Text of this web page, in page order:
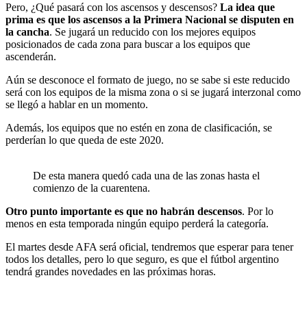
Pero, ¿Qué pasará con los ascensos y descensos? La idea que
prima es que los ascensos a la Primera Nacional se disputen en
la cancha. Se jugará un reducido con los mejores equipos
posicionados de cada zona para buscar a los equipos que
ascenderán.
Aún se desconoce el formato de juego, no se sabe si este reducido
será con los equipos de la misma zona o si se jugará interzonal como
se llegó a hablar en un momento.
Además, los equipos que no estén en zona de clasificación, se
perderían lo que queda de este 2020.
De esta manera quedó cada una de las zonas hasta el
comienzo de la cuarentena.
Otro punto importante es que no habrán descensos. Por lo
menos en esta temporada ningún equipo perderá la categoría.
El martes desde AFA será oficial, tendremos que esperar para tener
todos los detalles, pero lo que seguro, es que el fútbol argentino
tendrá grandes novedades en las próximas horas.